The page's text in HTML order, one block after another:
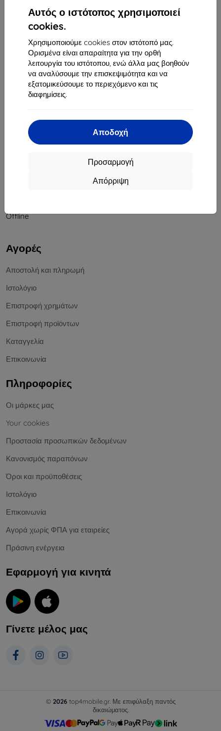
Αυτός ο ιστότοπος χρησιμοποιεί
cookies.
Χρησιμοποιούμε cookies στον ιστότοπό μας.
Ορισμένα είναι απαραίτητα για την ορθή
λειτουργία του ιστότοπου, ενώ άλλα μας βοηθούν
να αναλύσουμε την επισκεψιμότητα και να
εξατομικεύσουμε το περιεχόμενο και τις
διαφημίσεις.
Αποδοχή
Προσαρμογή
Απόρριψη
Οδός Rudolfa Mocka 3750/2A
841 04 Bratislava
Αριθμός Μητρώου Εταιρείας:46701494
ΑΦΜ ΦΠΑ:SK2023549671
Επικοινωνία
info@top4mobile.eu
Offline
Αγορές
Αποστολή και πληρωμή
Ιστολόγιο
Επιστροφή χρημάτων
Επιστροφή προϊόντων
Καταγγελία
Επικοινωνία
Πληροφορίες
Οι μάρκες μας
Your cookies
Προστασία προσωπικών δεδομένων
Κανονισμός παραπόνων
Όροι και προϋποθέσεις
Ιστολόγιο
Επικοινωνία
Αγορά χωρίς ΦΠΑ για εταιρείες
Πράσινη ενέργεια
Εφαρμογή για κινητά
Γίνετε μέλος μας
© 2026top4mobile.gr. Με επιφύλαξη παντός
δικαιώματος.